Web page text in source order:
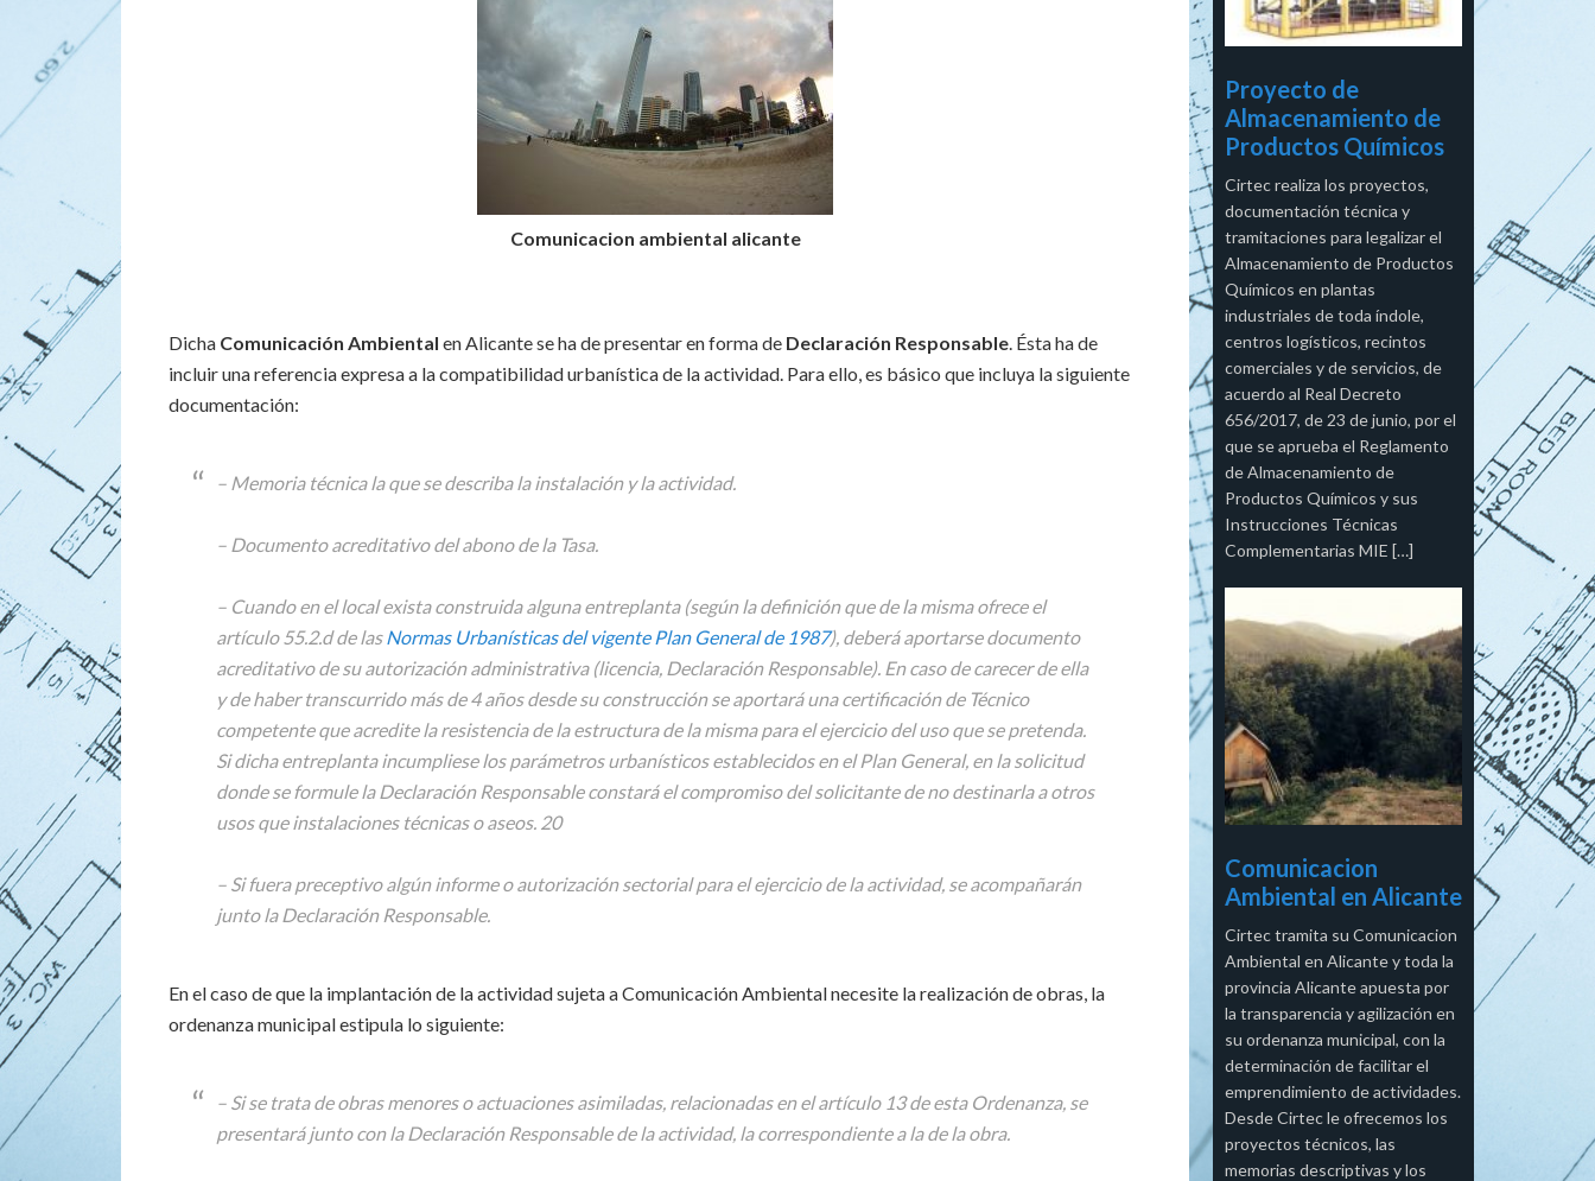
Comunicacion ambiental alicante
Dicha Comunicación Ambiental en Alicante se ha de presentar en forma de Declaración Responsable. Ésta ha de
incluir una referencia expresa a la compatibilidad urbanística de la actividad. Para ello, es básico que incluya la siguiente
documentación:
– Memoria técnica la que se describa la instalación y la actividad.
– Documento acreditativo del abono de la Tasa.
– Cuando en el local exista construida alguna entreplanta (según la definición que de la misma ofrece el
artículo 55.2.d de lasNormas Urbanísticas del vigente Plan General de 1987), deberá aportarse documento
acreditativo de su autorización administrativa (licencia, Declaración Responsable). En caso de carecer de ella
y de haber transcurrido más de 4 años desde su construcción se aportará una certificación de Técnico
competente que acredite la resistencia de la estructura de la misma para el ejercicio del uso que se pretenda.
Si dicha entreplanta incumpliese los parámetros urbanísticos establecidos en el Plan General, en la solicitud
donde se formule la Declaración Responsable constará el compromiso del solicitante de no destinarla a otros
usos que instalaciones técnicas o aseos. 20
– Si fuera preceptivo algún informe o autorización sectorial para el ejercicio de la actividad, se acompañarán
junto la Declaración Responsable.
En el caso de que la implantación de la actividad sujeta a Comunicación Ambiental necesite la realización de obras, la
ordenanza municipal estipula lo siguiente:
– Si se trata de obras menores o actuaciones asimiladas, relacionadas en el artículo 13 de esta Ordenanza, se
presentará junto con la Declaración Responsable de la actividad, la correspondiente a la de la obra.
Proyecto de
Almacenamiento de
Productos Químicos
Cirtec realiza los proyectos,
documentación técnica y
tramitaciones para legalizar el
Almacenamiento de Productos
Químicos en plantas
industriales de toda índole,
centros logísticos, recintos
comerciales y de servicios, de
acuerdo al Real Decreto
656/2017, de 23 de junio, por el
que se aprueba el Reglamento
de Almacenamiento de
Productos Químicos y sus
Instrucciones Técnicas
Complementarias MIE […]
Comunicacion
Ambiental en Alicante
Cirtec tramita su Comunicacion
Ambiental en Alicante y toda la
provincia Alicante apuesta por
la transparencia y agilización en
su ordenanza municipal, con la
determinación de facilitar el
emprendimiento de actividades.
Desde Cirtec le ofrecemos los
proyectos técnicos, las
memorias descriptivas y los